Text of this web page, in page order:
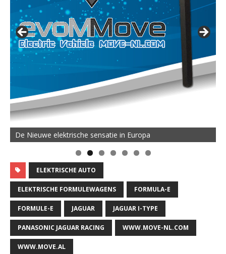
De Nieuwe elektrische sensatie in Europa
ELEKTRISCHE AUTO
ELEKTRISCHE FORMULEWAGENS FORMULA-E
FORMULE-E JAGUAR JAGUAR I-TYPE
PANASONIC JAGUAR RACING WWW.MOVE-NL.COM
WWW.MOVE.AL